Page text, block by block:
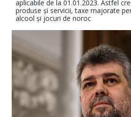
aplicabile de la 01.01.2023. Astfel
produse și servicii, taxe majorate
alcool și jocuri de noroc